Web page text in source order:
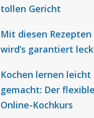
tollen Gericht
Mit diesen Rezepten
wird’s garantiert
Kochen lernen leicht
gemacht: Der flexible
Online-Kochkurs